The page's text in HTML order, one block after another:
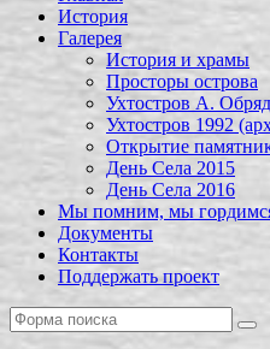
менюпоиска
История
Галерея
История и храмы
Просторы острова
Ухтостров А.
Ухтостров 1992
Открытие
День Села 2015
День Села 2016
Мы помним, мы
Документы
Контакты
Поддержать проект